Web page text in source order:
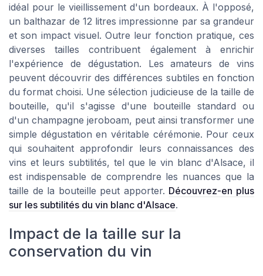
idéal pour le vieillissement d'un bordeaux. À l'opposé,
un balthazar de 12 litres impressionne par sa grandeur
et son impact visuel. Outre leur fonction pratique, ces
diverses tailles contribuent également à enrichir
l'expérience de dégustation. Les amateurs de vins
peuvent découvrir des différences subtiles en fonction
du format choisi. Une sélection judicieuse de la taille de
bouteille, qu'il s'agisse d'une bouteille standard ou
d'un champagne jeroboam, peut ainsi transformer une
simple dégustation en véritable cérémonie. Pour ceux
qui souhaitent approfondir leurs connaissances des
vins et leurs subtilités, tel que le vin blanc d'Alsace, il
est indispensable de comprendre les nuances que la
taille de la bouteille peut apporter. Découvrez-en plus
sur les subtilités du vin blanc d'Alsace.
Impact de la taille sur la
conservation du vin